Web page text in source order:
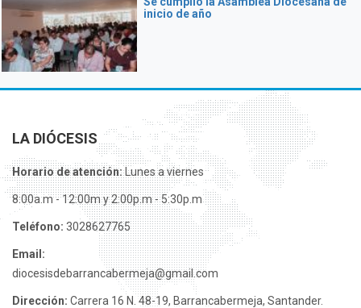
inicio de año
LA DIÓCESIS
Horario de atención:Lunes a viernes
8:00a.m - 12:00m y 2:00p.m - 5:30p.m
Teléfono: 3028627765
Email:
diocesisdebarrancabermeja@gmail.com
Dirección: Carrera 16 N. 48-19, Barrancabermeja, Santander.